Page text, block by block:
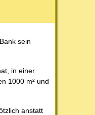
sein
in einer
1000 m² und
anstatt